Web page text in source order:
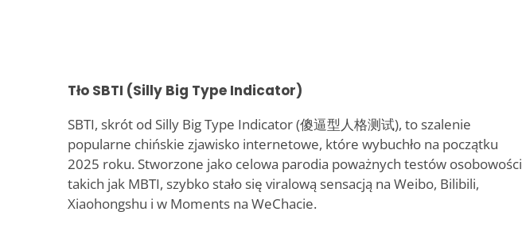
Tło SBTI (Silly Big Type Indicator)
SBTI, skrót od Silly Big Type Indicator (傻逼型人格测试), to szalenie
popularne chińskie zjawisko internetowe, które wybuchło na początku
2025 roku. Stworzone jako celowa parodia poważnych testów osobowości
takich jak MBTI, szybko stało się viralową sensacją na Weibo, Bilibili,
Xiaohongshu i w Moments na WeChacie.